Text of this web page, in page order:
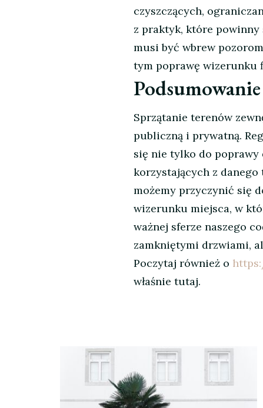
czyszczących,
z praktyk, które powinny
musi być wbrew
tym poprawę wizerunku
Podsumowanie
Sprzątanie terenów
publiczną i prywatną.
się nie tylko do poprawy
korzystających z
możemy przyczynić się
wizerunku miejsca, w
ważnej sferze naszego
zamkniętymi drzwiami,
Poczytaj również o
właśnie tutaj.
Nawigacja
wpisu